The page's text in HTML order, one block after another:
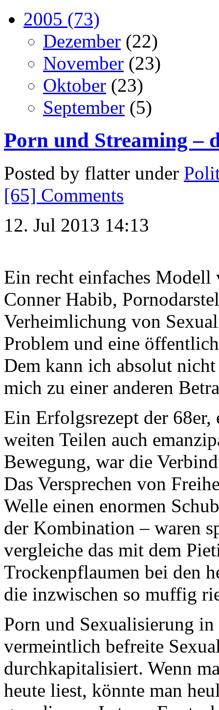
2005 (73)
Dezember (22)
November (23)
Oktober (23)
September (5)
Porn und Streaming –
Posted by flatter under
[65] Comments
12. Jul 2013 14:13
Ein recht einfaches
Conner Habib,
Verheimlichung von
Problem und eine
Dem kann ich absolut
mich zu einer anderen
Ein Erfolgsrezept der
weiten Teilen auch
Bewegung, war die
Das Versprechen von
Welle einen enormen
der Kombination – waren
vergleiche das mit dem
Trockenpflaumen bei den
die inzwischen so muffig
Porn und Sexualisierung
vermeintlich befreite
durchkapitalisiert. Wenn
heute liest, könnte man